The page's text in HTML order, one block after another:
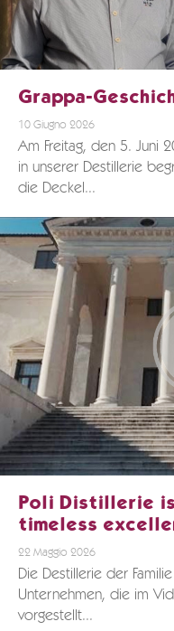
Grappa-
10 Giugno 2026
Am Freitag, den 5. Juni
in unserer Destillerie
die Deckel...
Poli Distillerie
timeless
22 Maggio 2026
Die Destillerie der
Unternehmen, die im
vorgestellt...